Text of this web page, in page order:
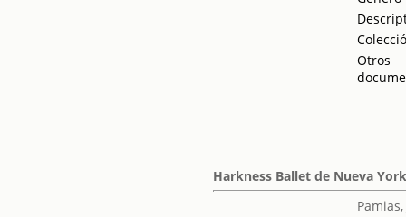
Otros
Harkness Ballet de Nueva